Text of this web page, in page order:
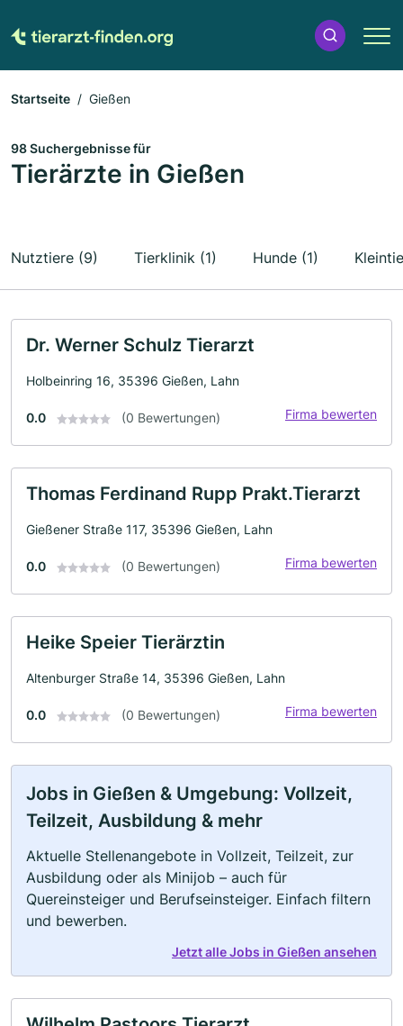
Startseite Gießen
98 Suchergebnisse für
Tierärzte in Gießen
Nutztiere (9) Tierklinik (1) Hunde (1)
Dr. Werner Schulz Tierarzt
Holbeinring 16, 35396 Gießen, Lahn
0.0 (0 Bewertungen) Firma bewerten
Thomas Ferdinand Rupp Prakt.Tierarzt
Gießener Straße 117, 35396 Gießen, Lahn
0.0 (0 Bewertungen) Firma bewerten
Heike Speier Tierärztin
Altenburger Straße 14, 35396 Gießen, Lahn
0.0 (0 Bewertungen) Firma bewerten
Jobs in Gießen & Umgebung: Vollzeit,
Teilzeit, Ausbildung & mehr
Aktuelle Stellenangebote in Vollzeit, Teilzeit, zur
Ausbildung oder als Minijob – auch für
Quereinsteiger und Berufseinsteiger. Einfach filtern
und bewerben.
Jetzt alle Jobs in Gießen ansehen